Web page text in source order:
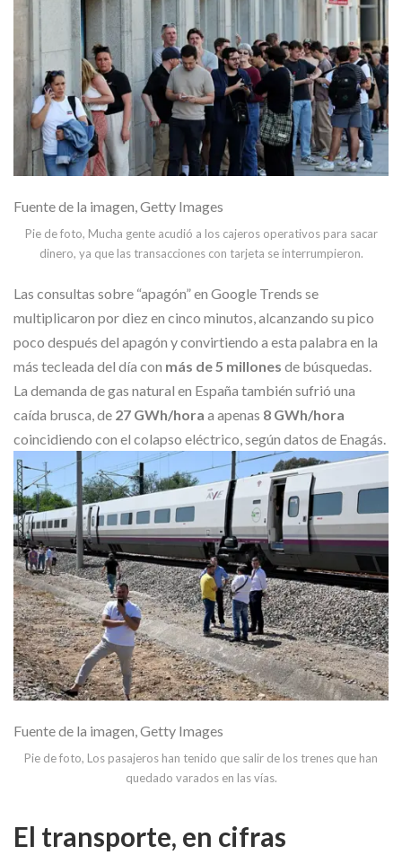
Fuente de la imagen, Getty Images
Pie de foto, Mucha gente acudió a los cajeros operativos para sacar
dinero, ya que las transacciones con tarjeta se interrumpieron.
Las consultas sobre “apagón” en Google Trends se
multiplicaron por diez en cinco minutos, alcanzando su pico
poco después del apagón y convirtiendo a esta palabra en la
más tecleada del día con más de 5 millones de búsquedas.
La demanda de gas natural en España también sufrió una
caída brusca, de 27 GWh/hora a apenas 8 GWh/hora
coincidiendo con el colapso eléctrico, según datos de Enagás.
Fuente de la imagen,Getty Images
Pie de foto, Los pasajeros han tenido que salir de los trenes que han
quedado varados en las vías.
El transporte, en cifras